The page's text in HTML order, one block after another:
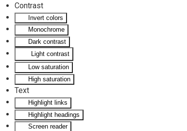
Contrast
Invert colors
Monochrome
Dark contrast
Light contrast
Low saturation
High saturation
Text
Highlight links
Highlight headings
Screen reader
Skip to main content